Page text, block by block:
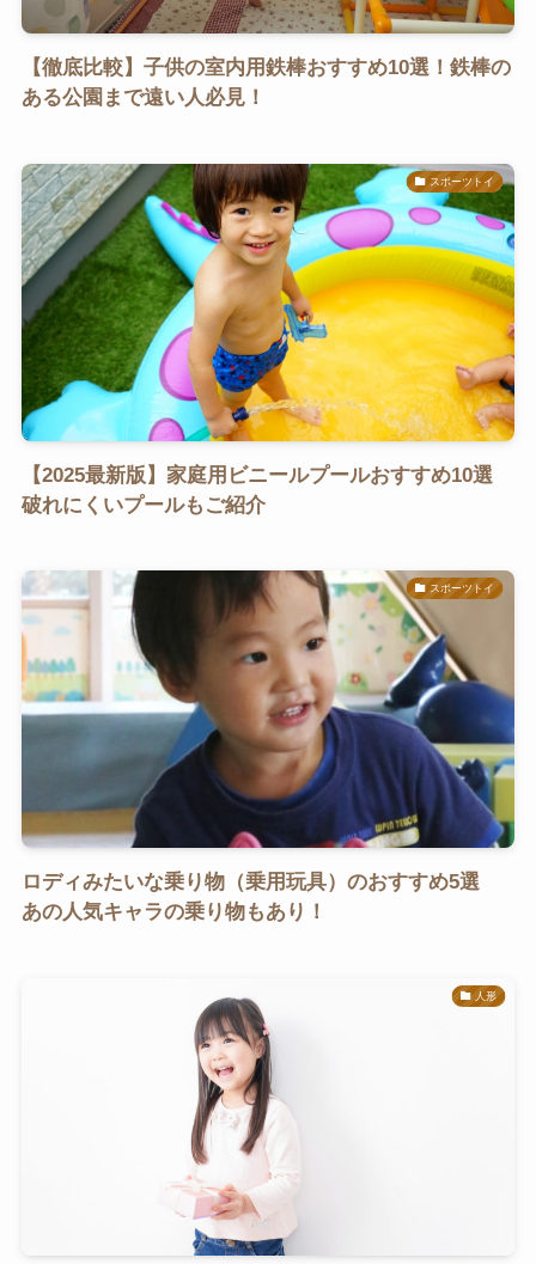
【徹底比較】子供の室内用鉄棒おすすめ10選！鉄棒の
ある公園まで遠い人必見！
スポーツトイ
【2025最新版】家庭用ビニールプールおすすめ10選
破れにくいプールもご紹介
スポーツトイ
ロディみたいな乗り物（乗用玩具）のおすすめ5選
あの人気キャラの乗り物もあり！
人形